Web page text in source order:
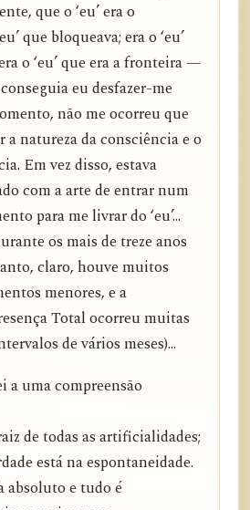
que o ‘eu’ era o
que bloqueava; era o ‘eu’
o ‘eu’ que era a fronteira —
eu desfazer-me
não me ocorreu que
a natureza da consciência e o
Em vez disso, estava
com a arte de entrar num
para me livrar do ‘eu’...
os mais de treze anos
claro, houve muitos
menores, e a
Total ocorreu muitas
de vários meses)...
a uma compreensão
de todas as artificialidades;
está na espontaneidade.
absoluto e tudo é